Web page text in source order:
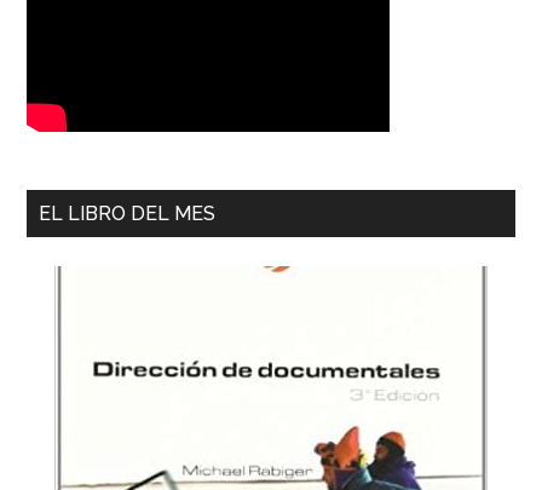
EL LIBRO DEL MES